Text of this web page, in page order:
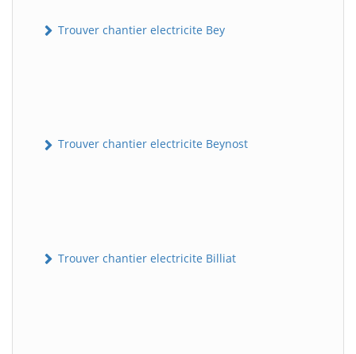
Trouver chantier electricite Bey
Trouver chantier electricite Beynost
Trouver chantier electricite Billiat